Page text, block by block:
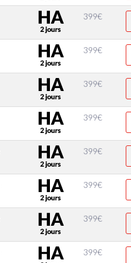
399€
399€
399€
399€
399€
399€
399€
399€